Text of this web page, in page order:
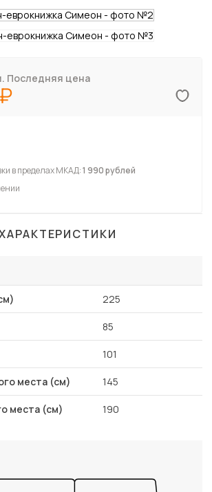
Последняя цена
в пределах МКАД:1 990 рублей
225
85
101
места (см) 145
места (см) 190